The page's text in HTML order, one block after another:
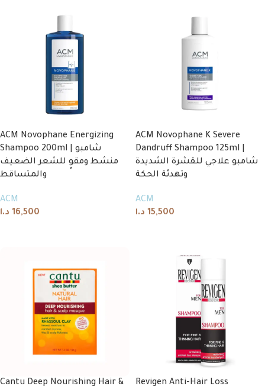
ACM Novophane Energizing
Shampoo 200ml | شامبو
منشط ومقوٍ للشعر الضعيف
والمتساقط
ACM
16,500 د.ا
ACM Novophane K Severe
Dandruff Shampoo 125ml |
شامبو علاجي للقشرة الشديدة
وتهدئة الحكة
ACM
15,500 د.ا
Cantu Deep Nourishing Hair &
Revigen Anti-Hair Loss